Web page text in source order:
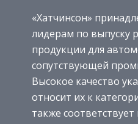
«Хатчинсон»
лидерам по выпуску
продукции для
сопутствующей
Высокое качество
относит их к
также соответствует